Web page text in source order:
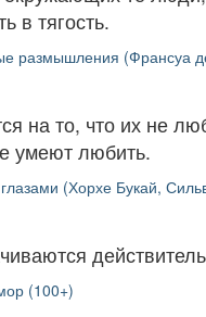
в тягость.
размышления (Франсуа
на то, что их не
умеют любить.
(Хорхе Букай,
(100+)